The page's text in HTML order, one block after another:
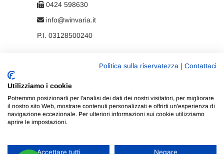
0424 598630
info@winvaria.it
P.I. 03128500240
Privacy policy
Politica sulla riservatezza Contattaci
Utilizziamo i cookie
Potremmo posizionarli per l'analisi dei dati dei nostri visitatori, per migliorare
il nostro sito Web, mostrare contenuti personalizzati e offrirti un'esperienza di
navigazione eccezionale. Per ulteriori informazioni sui cookie utilizziamo
aprire le impostazioni.
Accettare tutti Negare